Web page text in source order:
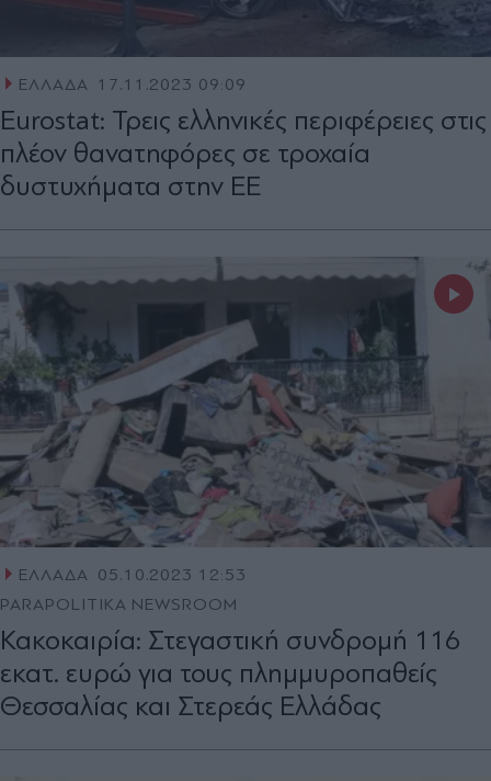
ΕΛΛΑΔΑ 17.11.2023 09:09
Eurostat: Τρεις ελληνικές περιφέρειες στις
πλέον θανατηφόρες σε τροχαία
δυστυχήματα στην ΕΕ
ΕΛΛΑΔΑ 05.10.2023 12:53
PARAPOLITIKA NEWSROOM
Κακοκαιρία: Στεγαστική συνδρομή 116
εκατ. ευρώ για τους πλημμυροπαθείς
Θεσσαλίας και Στερεάς Ελλάδας